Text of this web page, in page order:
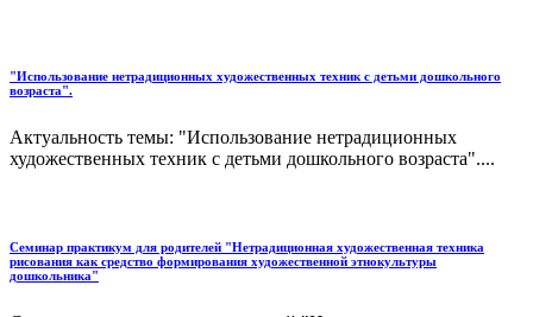
"Использование нетрадиционных художественных техник с детьми дошкольного
возраста".
Актуальность темы: "Использование нетрадиционных
художественных техник с детьми дошкольного возраста"....
Семинар практикум для родителей "Нетрадиционная художественная техника
рисования как средство формирования художественной этнокультуры
дошкольника"